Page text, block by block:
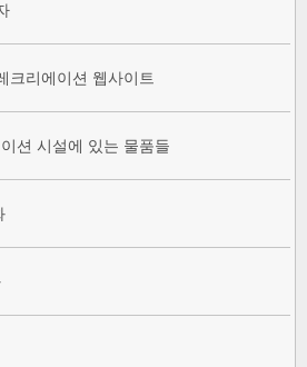
크리에이션 웹사이트
션 시설에 있는 물품들